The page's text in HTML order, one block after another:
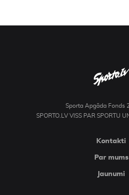
Sporta Apgāda Fonds
SPORTO.LV VISS PAR SPORTU
Kontakti
Par mums
Jaunumi